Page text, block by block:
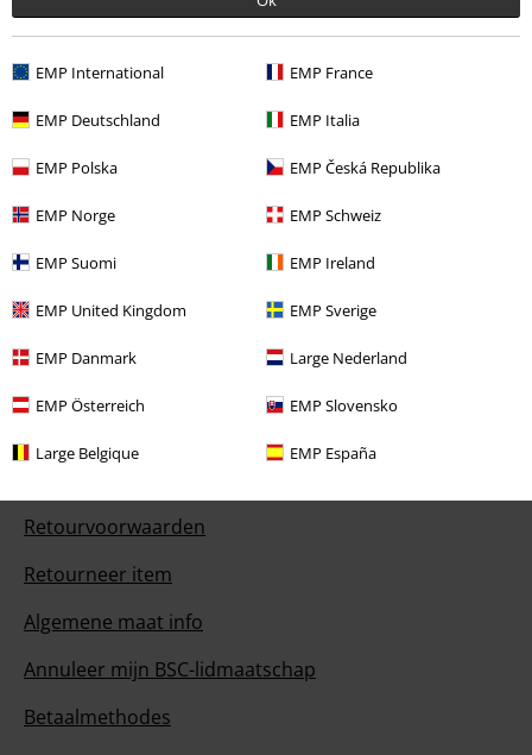
EMP International EMP France
EMP Deutschland EMP Italia
EMP Polska EMP Česká Republika
EMP Norge EMP Schweiz
EMP Suomi EMP Ireland
EMP United Kingdom EMP Sverige
EMP Danmark Large Nederland
EMP Österreich EMP Slovensko
Large Belgique EMP España
Onze klantenservice staat voor je klaar
Vandaag is onze klantenservice bereikbaar van 09:00 tot 17:00.
informatie
Begin chat
Retourvoorwaarden
Retourneer item
Algemene maat info
Annuleer mijn BSC-lidmaatschap
Betaalmethodes